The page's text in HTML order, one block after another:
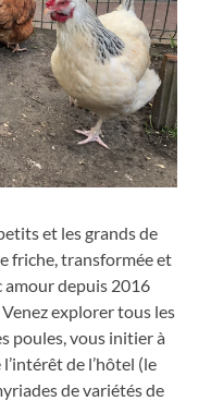
et les grands de
friche, transformée et
amour depuis 2016
explorer tous les
poules, vous initier à
de l’hôtel (le
de variétés de